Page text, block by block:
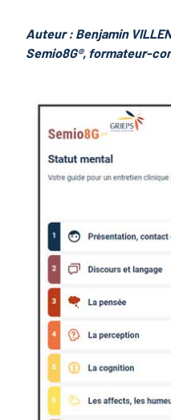
Auteur : Benjamin
Semio8G®, formateur-